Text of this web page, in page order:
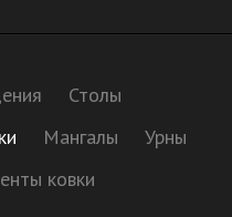
Столы
Мангалы
Урны
ковки